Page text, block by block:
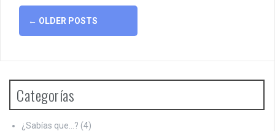
Posts
navigation
← OLDER POSTS
Categorías
¿Sabías que…? (4)